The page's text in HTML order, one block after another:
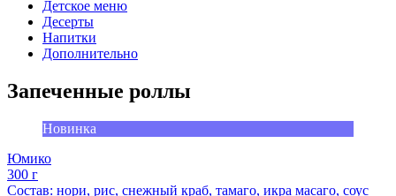
Детское меню
Десерты
Напитки
Дополнительно
Запеченные роллы
Новинка
Юмико
300 г
Состав: нори, рис, снежный краб, тамаго, икра масаго, соус